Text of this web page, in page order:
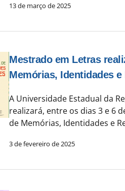
13 de março de 2025
Mestrado em Letras
Memórias, Identidades
A Universidade Estadual da
realizará, entre os dias 3 e 6
de Memórias, Identidades e
3 de fevereiro de 2025